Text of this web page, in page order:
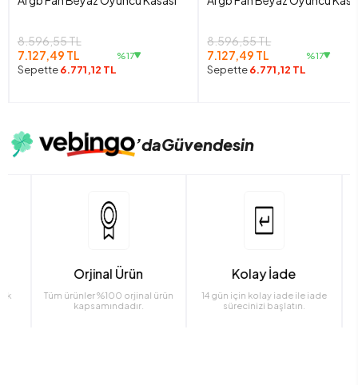
8.596,55 TL
7.127,49 TL
Sepette6.771,12 TL
%17
8.596,55 TL
7.127,49 TL
Sepette6.771,12 TL
%17
’daGüvendesin
Orjinal Ürün
Tüm ürünler %100 orjinal ürün
kapsamındadır.
Kolay İade
14 gün için kolay iade ile iade
sürecinizi başlatın.